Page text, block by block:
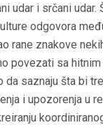
udar i srčani
odgovora
rane znakove
povezati sa
da saznaju šta bi
i upozorenja u